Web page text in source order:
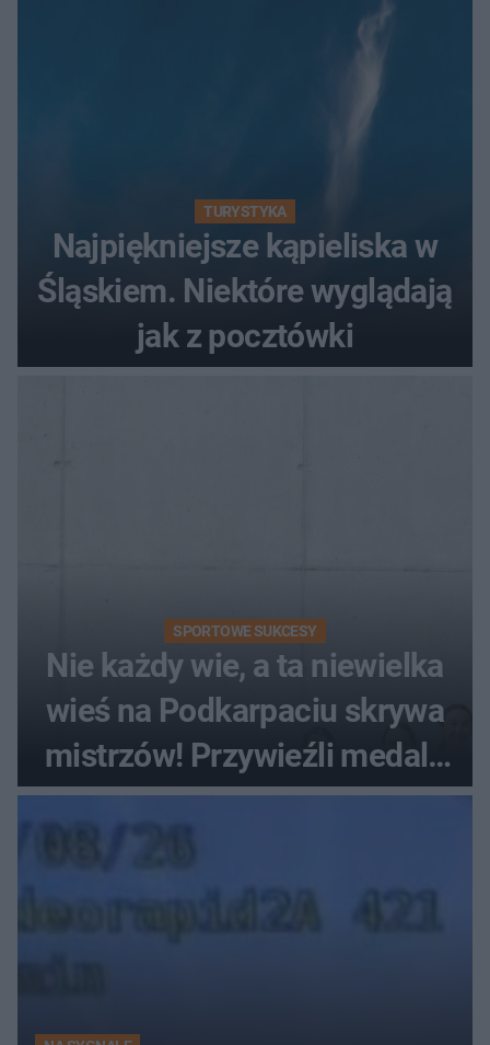
TURYSTYKA
Najpiękniejsze kąpieliska w
Śląskiem. Niektóre wyglądają
jak z pocztówki
SPORTOWE SUKCESY
Nie każdy wie, a ta niewielka
wieś na Podkarpaciu skrywa
mistrzów! Przywieźli medale
z mistrzostw Europy